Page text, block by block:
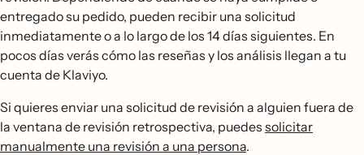
entregado su pedido, pueden recibir una solicitud
inmediatamente o a lo largo de los 14 días siguientes. En
pocos días verás cómo las reseñas y los análisis llegan a tu
cuenta de Klaviyo.
Si quieres enviar una solicitud de revisión a alguien fuera de
la ventana de revisión retrospectiva, puedes solicitar
manualmente una revisión a una persona.